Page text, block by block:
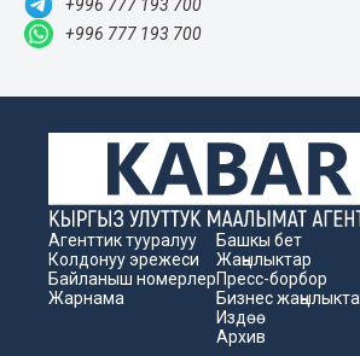
+996 777 193 700
+996 777 193 700
Агенттик тууралуу
Колдонуу эрежеси
Байланыш номерлер
Жарнама
Башкы бет
Жаңылыктар
Пресс-борбор
Бизнес
Издөө
Архив